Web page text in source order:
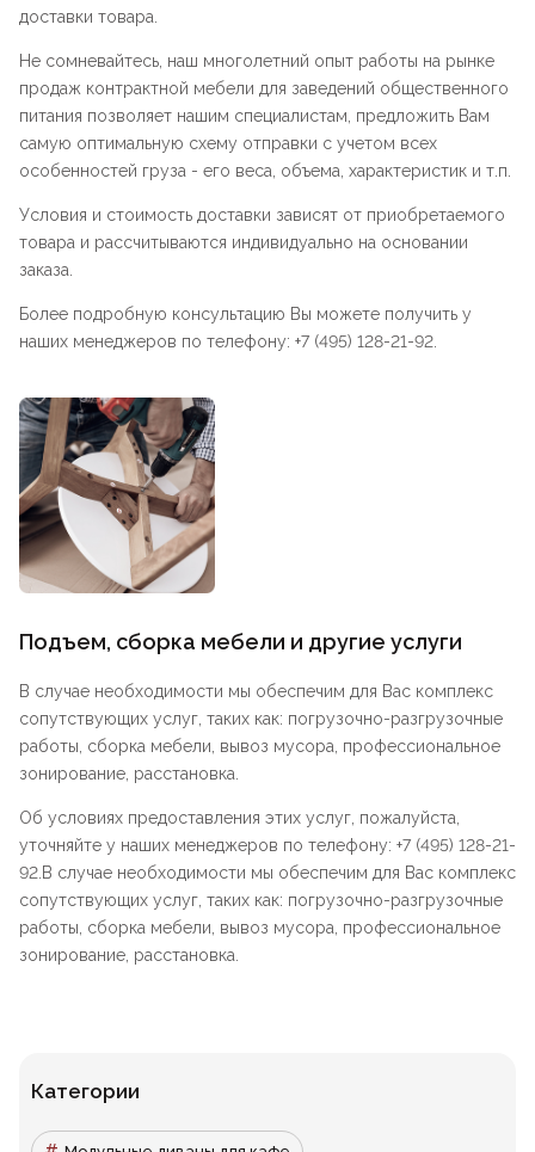
доставки товара.
Не сомневайтесь, наш многолетний опыт работы на рынке
продаж контрактной мебели для заведений общественного
питания позволяет нашим специалистам, предложить Вам
самую оптимальную схему отправки с учетом всех
особенностей груза - его веса, объема, характеристик и т.п.
Условия и стоимость доставки зависят от приобретаемого
товара и рассчитываются индивидуально на основании
заказа.
Более подробную консультацию Вы можете получить у
наших менеджеров по телефону: +7 (495) 128-21-92.
Подъем, сборка мебели и другие услуги
В случае необходимости мы обеспечим для Вас комплекс
сопутствующих услуг, таких как: погрузочно-разгрузочные
работы, сборка мебели, вывоз мусора, профессиональное
зонирование, расстановка.
Об условиях предоставления этих услуг, пожалуйста,
уточняйте у наших менеджеров по телефону: +7 (495) 128-21-
92.В случае необходимости мы обеспечим для Вас комплекс
сопутствующих услуг, таких как: погрузочно-разгрузочные
работы, сборка мебели, вывоз мусора, профессиональное
зонирование, расстановка.
Категории